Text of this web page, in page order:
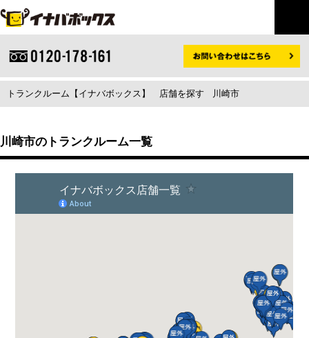
トランクルーム【イナバボックス】 店舗を探す 川崎市
川崎市のトランクルーム一覧